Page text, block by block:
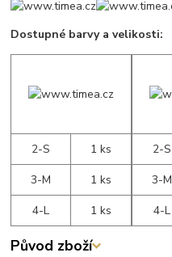
Dostupné barvy a velikosti:
2-S
1 ks
3-M
1 ks
4-L
1 ks
2-S
3-M
4-L
Původ zboží